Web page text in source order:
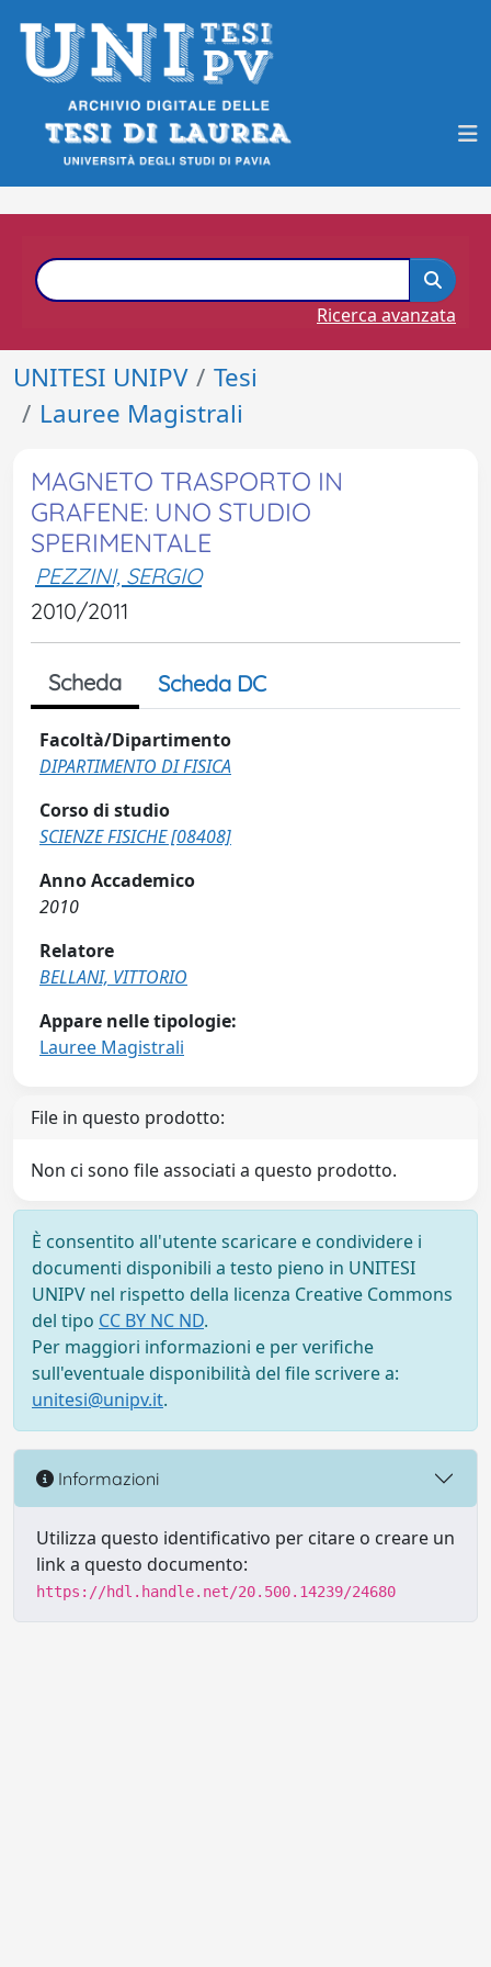
Ricerca avanzata
UNITESI UNIPV
Tesi
Lauree Magistrali
MAGNETO TRASPORTO IN
GRAFENE: UNO STUDIO
SPERIMENTALE
PEZZINI, SERGIO
2010/2011
Scheda Scheda DC
Facoltà/Dipartimento
DIPARTIMENTO DI FISICA
Corso di studio
SCIENZE FISICHE [08408]
Anno Accademico
2010
Relatore
BELLANI, VITTORIO
Appare nelle tipologie:
Lauree Magistrali
File in questo prodotto:
Non ci sono file associati a questo prodotto.
È consentito all'utente scaricare e condividere i
documenti disponibili a testo pieno in UNITESI
UNIPV nel rispetto della licenza Creative Commons
del tipo CC BY NC ND.
Per maggiori informazioni e per verifiche
sull'eventuale disponibilità del file scrivere a:
unitesi@unipv.it.
Informazioni
Utilizza questo identificativo per citare o creare un
link a questo documento:
https://hdl.handle.net/20.500.14239/24680